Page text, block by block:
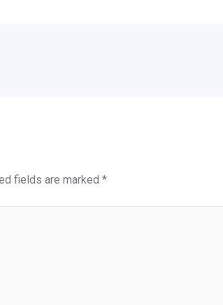
fields are marked *